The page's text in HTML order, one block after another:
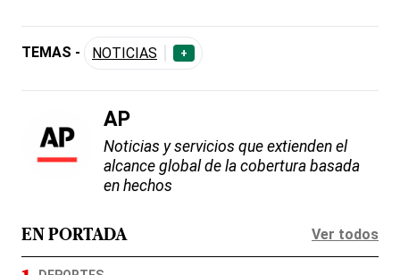
TEMAS - NOTICIAS +
AP
Noticias y servicios que extienden el
alcance global de la cobertura basada
en hechos
EN PORTADA Ver todos